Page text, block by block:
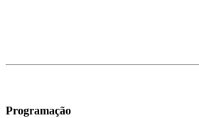
Programação